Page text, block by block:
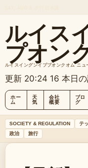
ルイス
プオン
ルイスイングンイププオンクオム ニュ
更新 20:24 16 本日
ホー
ム
天
気
会社
概要
ブロ
グ
SOCIETY & REGULATION テ
政治
旅行